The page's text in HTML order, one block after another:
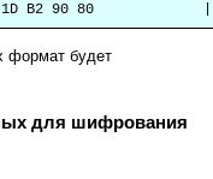
F3 1D B2 90 80
формат будет
для шифрования